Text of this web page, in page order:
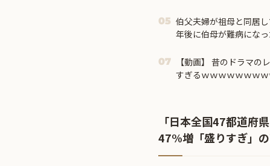
ると…
05 伯父夫婦が祖母と同居
年後に伯母が難病にな
07
【動画】 昔のドラマ
すぎるｗｗｗｗｗｗｗ
「日本全国47都道府
47%増「盛りすぎ」の